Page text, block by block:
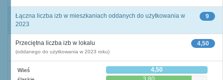
9
Łączna liczba izb w mieszkaniach oddanych do użytkowania w
2023
4,50
Przeciętna liczba izb w lokalu
(oddanego do użytkowania w 2023 roku)
Wieś 4,50